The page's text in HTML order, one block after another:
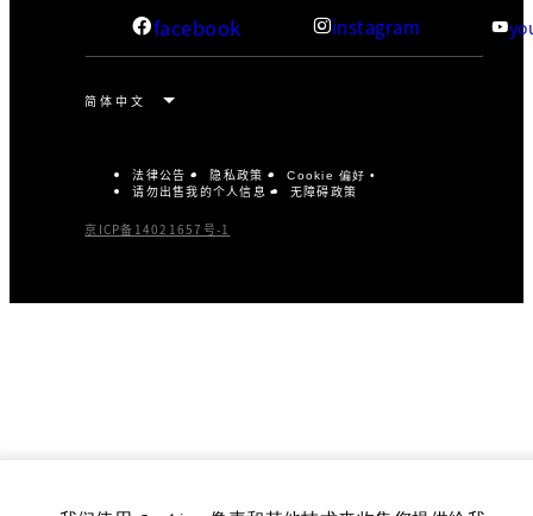
facebook instagram
法律公告 隐私政策 Cookie 偏好
请勿出售我的个人信息 无障碍政策
京ICP备14021657号-1